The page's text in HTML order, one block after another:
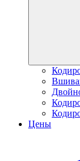
Цены